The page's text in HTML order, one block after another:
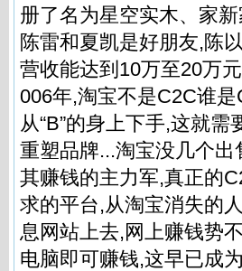
册了名为星空实木、家
陈雷和夏凯是好朋友,陈
营收能达到10万至20万
006年,淘宝不是C2C谁
从“B”的身上下手,这就
重塑品牌...淘宝没几个
其赚钱的主力军,真正的
求的平台,从淘宝消失的
息网站上去,网上赚钱势
电脑即可赚钱,这早已成